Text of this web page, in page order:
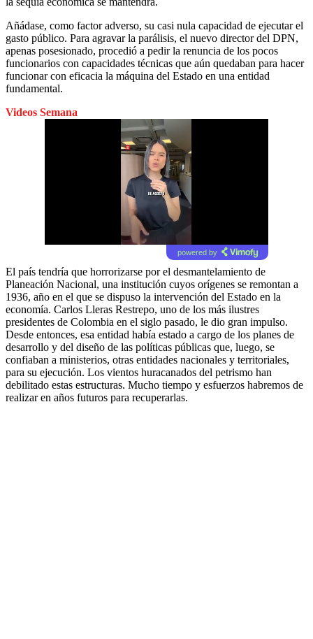
Añádase, como factor adverso, su casi nula capacidad de ejecutar el
gasto público. Para agravar la parálisis, el nuevo director del DPN,
apenas posesionado, procedió a pedir la renuncia de los pocos
funcionarios con capacidades técnicas que aún quedaban para hacer
funcionar con eficacia la máquina del Estado en una entidad
fundamental.
Videos Semana
powered by
El país tendría que horrorizarse por el desmantelamiento de
Planeación Nacional, una institución cuyos orígenes se remontan a
1936, año en el que se dispuso la intervención del Estado en la
economía. Carlos Lleras Restrepo, uno de los más ilustres
presidentes de Colombia en el siglo pasado, le dio gran impulso.
Desde entonces, esa entidad había estado a cargo de los planes de
desarrollo y del diseño de las políticas públicas que, luego, se
confiaban a ministerios, otras entidades nacionales y territoriales,
para su ejecución. Los vientos huracanados del petrismo han
debilitado estas estructuras. Mucho tiempo y esfuerzos habremos de
realizar en años futuros para recuperarlas.